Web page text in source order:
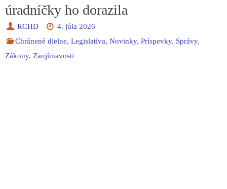
úradníčky ho dorazila
RCHD
4. júla 2026
Chránené dielne,Legislatíva,Novinky,Príspevky, Správy,
Zákony, Zaujímavosti